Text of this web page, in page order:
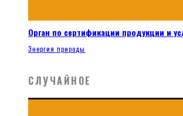
Орган по сертификации продукции и
Энергия природы
СЛУЧАЙНОЕ